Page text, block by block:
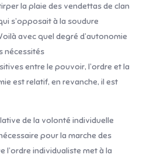
la plaie des vendettas de clan
s’opposait à la soudure
avec quel degré d’autonomie
nécessités
entre le pouvoir, l’ordre et la
est relatif, en revanche, il est
de la volonté individuelle
pour la marche des
l’ordre individualiste met à la